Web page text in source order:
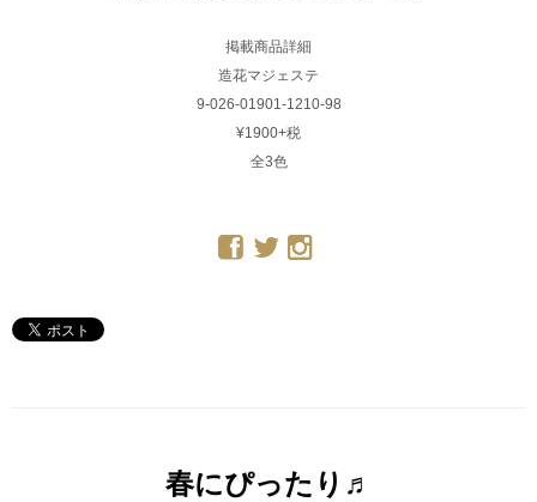
掲載商品詳細
造花マジェステ
9-026-01901-1210-98
¥1900+税
全3色
春にぴったり♬